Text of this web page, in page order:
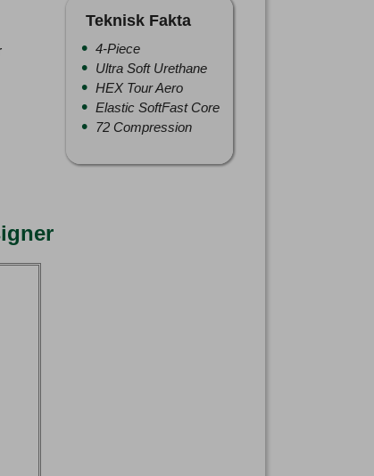
Teknisk Fakta
4-Piece
Ultra Soft Urethane
HEX Tour Aero
Elastic SoftFast Core
72 Compression